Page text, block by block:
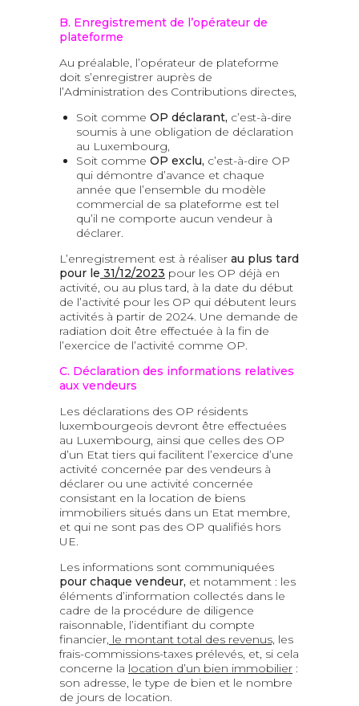
B. Enregistrement de l’opérateur de
plateforme
Au préalable, l’opérateur de plateforme
doit s’enregistrer auprès de
l’Administration des Contributions directes,
Soit comme OP déclarant, c’est-à-dire
soumis à une obligation de déclaration
au Luxembourg,
Soit comme OP exclu, c’est-à-dire OP
qui démontre d’avance et chaque
année que l’ensemble du modèle
commercial de sa plateforme est tel
qu’il ne comporte aucun vendeur à
déclarer.
L’enregistrement est à réaliser au plus tard
pour le 31/12/2023 pour les OP déjà en
activité, ou au plus tard, à la date du début
de l’activité pour les OP qui débutent leurs
activités à partir de 2024. Une demande de
radiation doit être effectuée à la fin de
l’exercice de l’activité comme OP.
C. Déclaration des informations relatives
aux vendeurs
Les déclarations des OP résidents
luxembourgeois devront être effectuées
au Luxembourg, ainsi que celles des OP
d’un Etat tiers qui facilitent l’exercice d’une
activité concernée par des vendeurs à
déclarer ou une activité concernée
consistant en la location de biens
immobiliers situés dans un Etat membre,
et qui ne sont pas des OP qualifiés hors
UE.
Les informations sont communiquées
pour chaque vendeur, et notamment : les
éléments d’information collectés dans le
cadre de la procédure de diligence
raisonnable, l’identifiant du compte
financier, le montant total des revenus, les
frais-commissions-taxes prélevés, et, si cela
concerne la location d’un bien immobilier :
son adresse, le type de bien et le nombre
de jours de location.